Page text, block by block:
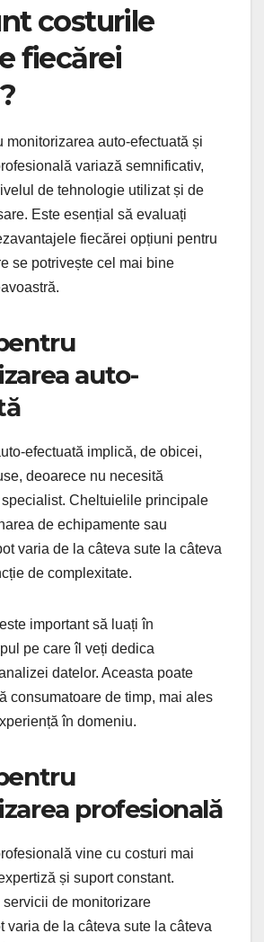
costurile
fiecărei
monitorizarea auto-efectuată și
variază semnificativ,
de tehnologie utilizat și de
Este esențial să evaluați
fiecărei opțiuni pentru
se potrivește cel mai bine
auto-
efectuată implică, de obicei,
deoarece nu necesită
Cheltuielile principale
de echipamente sau
varia de la câteva sute la câteva
de complexitate.
important să luați în
pe care îl veți dedica
datelor. Aceasta poate
consumatoare de timp, mai ales
în domeniu.
profesională
vine cu costuri mai
și suport constant.
servicii de monitorizare
varia de la câteva sute la câteva